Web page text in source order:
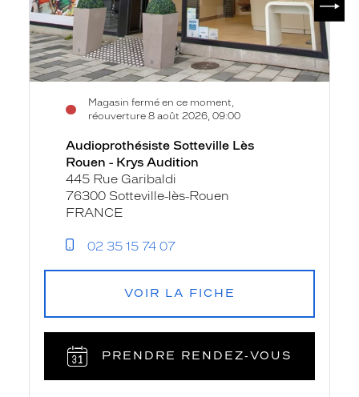
Magasin fermé en ce moment,
réouverture 8 août 2026, 09:00
Audioprothésiste Sotteville Lès
Rouen - Krys Audition
445 Rue Garibaldi
76300 Sotteville-lès-Rouen
FRANCE
02 35 15 74 07
VOIR LA FICHE
PRENDRE RENDEZ‑VOUS